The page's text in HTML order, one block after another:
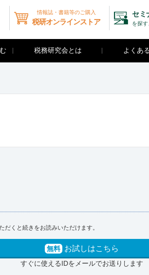
情報誌・書籍等のご購入
税研オンラインストア
セミ
を探
税務研究会とは よくあ
くと続きをお読みいただけます。
無料 お試しはこちら
すぐに使えるIDをメールでお送りします